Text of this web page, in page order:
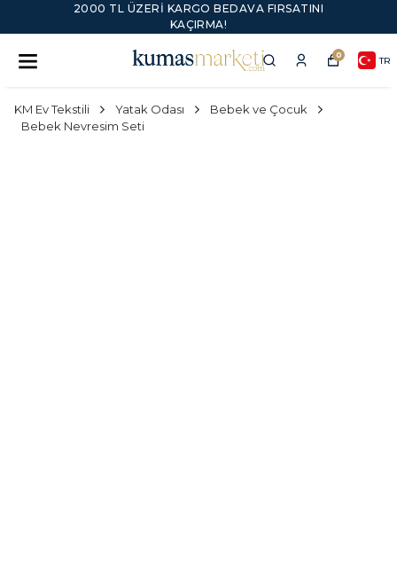
2000 TL ÜZERI KARGO BEDAVA FIRSATINI
KAÇIRMA!
0 TR
KM Ev Tekstili Yatak Odası
Bebek ve Çocuk
Bebek Nevresim Seti